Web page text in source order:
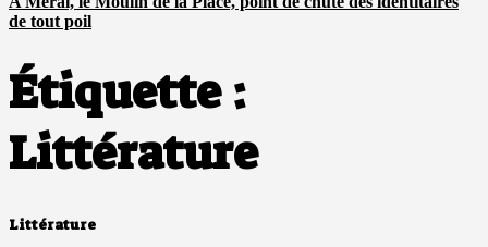
de tout poil
Étiquette :
Littérature
Littérature